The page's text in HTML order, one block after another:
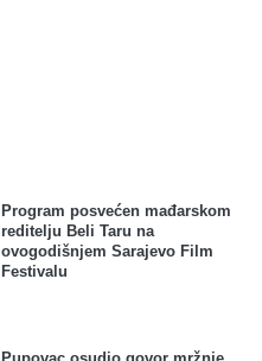
Program posvećen mađarskom
reditelju Beli Taru na
ovogodišnjem Sarajevo Film
Festivalu